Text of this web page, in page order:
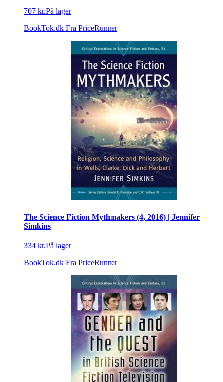
707 kr.På lager
BookTok.dk Fra PriceRunner
The Science Fiction Mythmakers (4, 2016) | Jennifer
Simkins
334 kr.På lager
BookTok.dk Fra PriceRunner